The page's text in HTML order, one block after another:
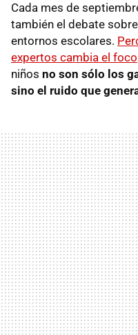
Cada mes de
también el debate
entornos escolares.
expertos cambia el foco
niños no son sólo los
sino el ruido que